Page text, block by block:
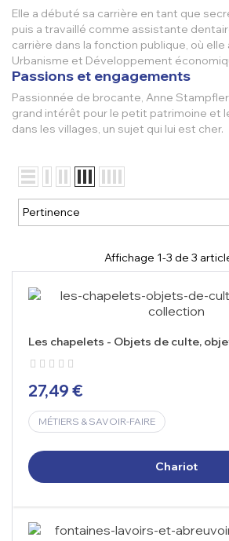
Elle a débuté sa carrière en tant que
puis a travaillé comme assistante
carrière dans la fonction publique, où elle
Urbanisme et Développement
Passions et engagements
Passionnée de brocante, Anne
grand intérêt pour le petit patrimoine et
dans les villages, un sujet qui lui est cher.
Pertinence
Affichage 1-3 de 3
Les chapelets - Objets de culte,
27,49 €
MÉTIERS & SAVOIR-FAIRE
Chariot